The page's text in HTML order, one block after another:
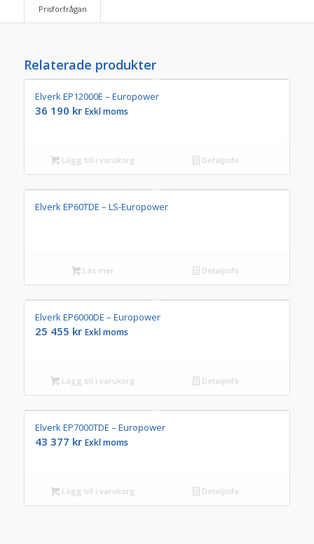
Prisförfrågan
Relaterade produkter
Elverk EP12000E – Europower
36 190 kr Exkl moms
Lägg till i varukorg Detaljinfo
Elverk EP60TDE – LS-Europower
Läs mer Detaljinfo
Elverk EP6000DE – Europower
25 455 kr Exkl moms
Lägg till i varukorg Detaljinfo
Elverk EP7000TDE – Europower
43 377 kr Exkl moms
Lägg till i varukorg Detaljinfo